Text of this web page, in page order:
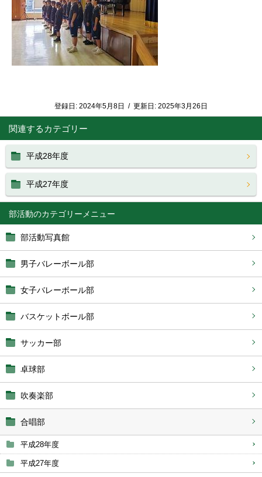
部活動
部活動写真館
男子バレーボール部
女子バレーボール部
バスケットボール部
サッカー部
卓球部
吹奏楽部
合唱部
平成28年度
平成27年度
登録日: 2024年5月8日 / 更新日: 2025年3月26日
関連するカテゴリー
平成28年度
平成27年度